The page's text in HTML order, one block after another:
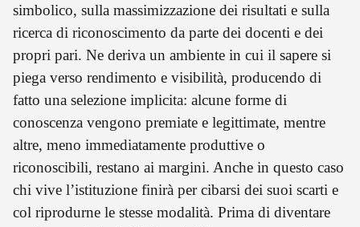
simbolico, sulla massimizzazione dei risultati e sulla
ricerca di riconoscimento da parte dei docenti e dei
propri pari. Ne deriva un ambiente in cui il sapere si
piega verso rendimento e visibilità, producendo di
fatto una selezione implicita: alcune forme di
conoscenza vengono premiate e legittimate, mentre
altre, meno immediatamente produttive o
riconoscibili, restano ai margini. Anche in questo caso
chi vive l’istituzione finirà per cibarsi dei suoi scarti e
col riprodurne le stesse modalità. Prima di diventare